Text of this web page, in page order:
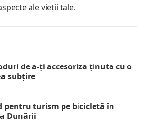
ale vieții tale.
de a-ți accesoriza ținuta cu o
subțire
pentru turism pe bicicletă în
Dunării